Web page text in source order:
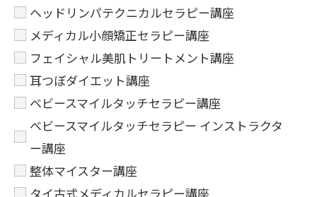
ヘッドリンパテクニカルセラピー講座
メディカル小顔矯正セラピー講座
フェイシャル美肌トリートメント講座
耳つぼダイエット講座
ベビースマイルタッチセラピー講座
ベビースマイルタッチセラピー インストラクタ
ー講座
整体マイスター講座
タイ古式メディカルセラピー講座